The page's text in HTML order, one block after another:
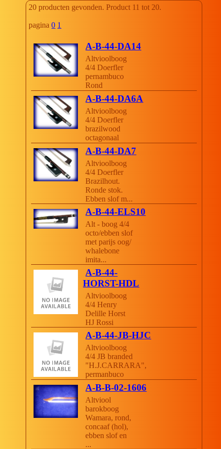
20 producten gevonden. Product 11 tot 20.
pagina0 1
A-B-44-DA14
Altvioolboog
4/4 Doerfler
pernambuco
Rond
A-B-44-DA6A
Altvioolboog
4/4 Doerfler
brazilwood
octagonaal
A-B-44-DA7
Altvioolboog
4/4 Doerfler
Brazilhout.
Ronde stok.
Ebben slof m...
A-B-44-ELS10
Alt - boog 4/4
octo/ebben slof
met parijs oog/
whalebone
imita...
A-B-44-
HORST-HDL
Altvioolboog
4/4 Henry
Delille Horst
HJ Rossi
A-B-44-JB-HJC
Altvioolboog
4/4 JB branded
"H.J.CARRARA",
permanbuco
A-B-B-02-1606
Altviool
barokboog
Wamara, rond,
concaaf (hol),
ebben slof en
...